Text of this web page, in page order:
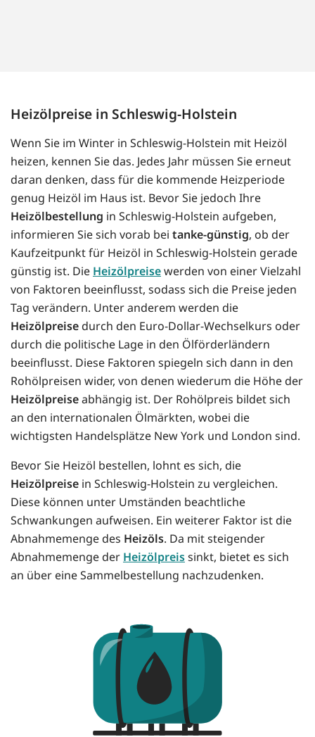
Heizölpreise in Schleswig-Holstein
Wenn Sie im Winter in Schleswig-Holstein mit Heizöl
heizen, kennen Sie das. Jedes Jahr müssen Sie erneut
daran denken, dass für die kommende Heizperiode
genug Heizöl im Haus ist. Bevor Sie jedoch Ihre
Heizölbestellung in Schleswig-Holstein aufgeben,
informieren Sie sich vorab bei tanke-günstig, ob der
Kaufzeitpunkt für Heizöl in Schleswig-Holstein gerade
günstig ist. Die Heizölpreisewerden von einer Vielzahl
von Faktoren beeinflusst, sodass sich die Preise jeden
Tag verändern. Unter anderem werden die
Heizölpreise durch den Euro-Dollar-Wechselkurs oder
durch die politische Lage in den Ölförderländern
beeinflusst. Diese Faktoren spiegeln sich dann in den
Rohölpreisen wider, von denen wiederum die Höhe der
Heizölpreiseabhängig ist. Der Rohölpreis bildet sich
an den internationalen Ölmärkten, wobei die
wichtigsten Handelsplätze New York und London sind.
Bevor Sie Heizöl bestellen, lohnt es sich, die
Heizölpreise in Schleswig-Holstein zu vergleichen.
Diese können unter Umständen beachtliche
Schwankungen aufweisen. Ein weiterer Faktor ist die
Abnahmemenge des Heizöls. Da mit steigender
Abnahmemenge der Heizölpreissinkt, bietet es sich
an über eine Sammelbestellung nachzudenken.